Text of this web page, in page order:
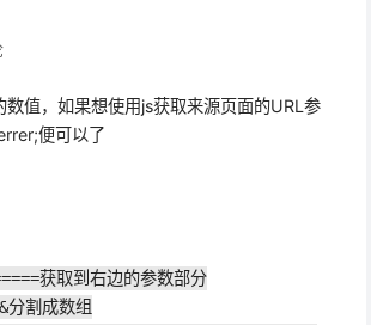
值，如果想使用js获取来源页面的URL参
便可以了
取到右边的参数部分
割成数组